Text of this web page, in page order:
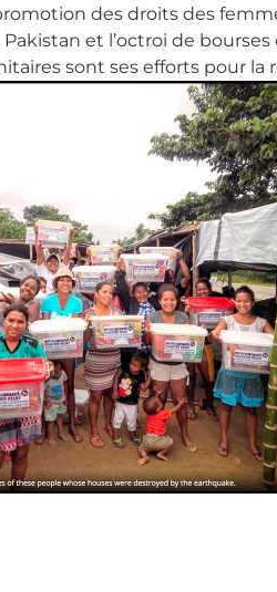
des droits des
et l’octroi de bourses
sont ses efforts pour la